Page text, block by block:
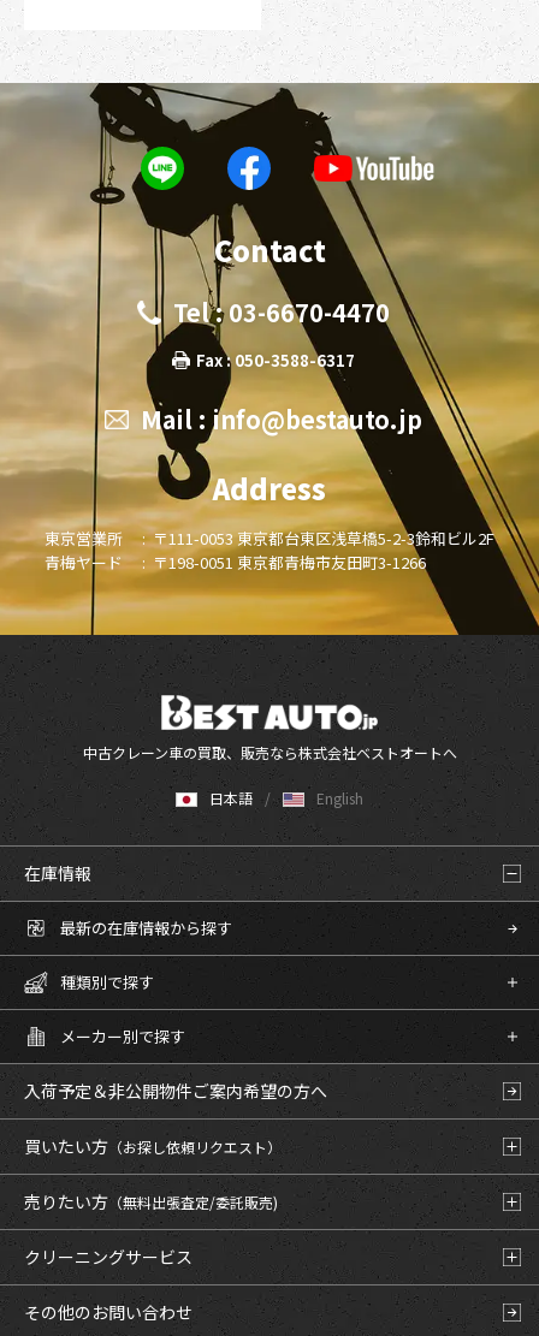
Contact
Tel : 03-6670-4470
Fax : 050-3588-6317
Mail : info@bestauto.jp
Address
東京営業所 : 〒111-0053 東京都台東区浅草橋5-2-3鈴和ビル2F
青梅ヤード : 〒198-0051 東京都青梅市友田町3-1266
中古クレーン車の買取、販売なら株式会社ベストオートへ
日本語 English
在庫情報
最新の在庫情報から探す
種類別で探す
メーカー別で探す
入荷予定＆非公開物件ご案内希望の方へ
買いたい方 （お探し依頼リクエスト）
売りたい方（無料出張査定/委託販売)
クリーニングサービス
その他のお問い合わせ